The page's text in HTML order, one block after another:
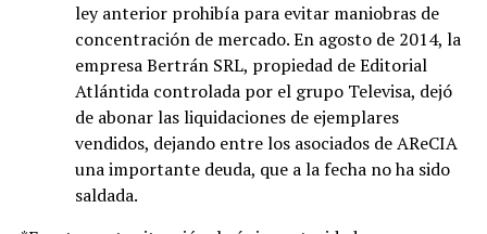
ley anterior prohibía para evitar maniobras de
concentración de mercado. En agosto de 2014, la
empresa Bertrán SRL, propiedad de Editorial
Atlántida controlada por el grupo Televisa, dejó
de abonar las liquidaciones de ejemplares
vendidos, dejando entre los asociados de AReCIA
una importante deuda, que a la fecha no ha sido
saldada.